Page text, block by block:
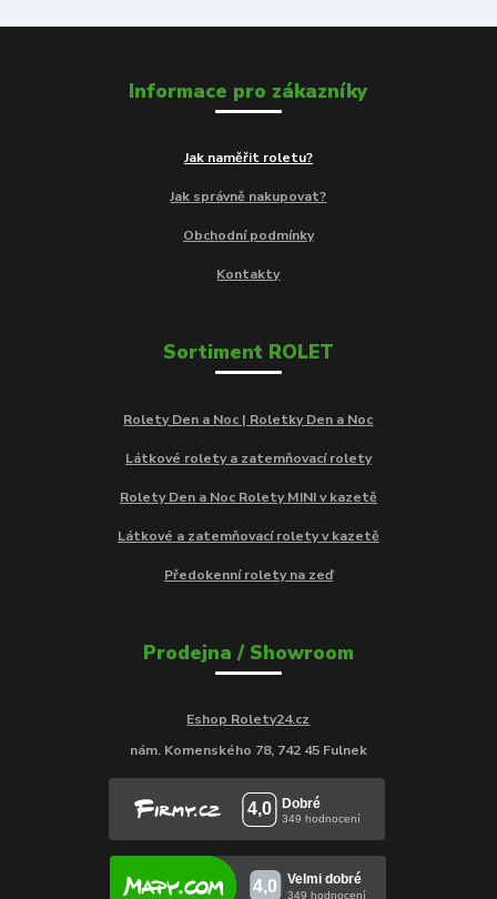
Informace pro zákazníky
Jak naměřit roletu?
Jak správně nakupovat?
Obchodní podmínky
Kontakty
Sortiment ROLET
Rolety Den a Noc | Roletky Den a Noc
Látkové rolety a zatemňovací rolety
Rolety Den a Noc Rolety MINI v kazetě
Látkové a zatemňovací rolety v kazetě
Předokenní rolety na zeď
Prodejna / Showroom
Eshop Rolety24.cz
nám. Komenského 78, 742 45 Fulnek